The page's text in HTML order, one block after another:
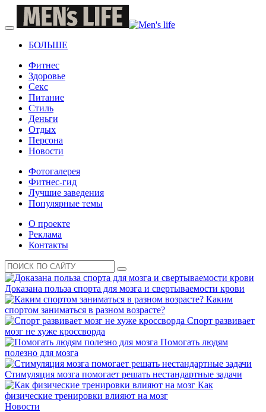
БОЛЬШЕ
Фитнес
Здоровье
Секс
Питание
Стиль
Деньги
Отдых
Персона
Новости
Фотогалерея
Фитнес-гид
Лучшие заведения
Популярные темы
О проекте
Реклама
Контакты
Доказана польза спорта для мозга и свертываемости крови
Каким
спортом заниматься в разном возрасте?
Спорт развивает
мозг не хуже кроссворда
Помогать людям
полезно для мозга
Стимуляция мозга помогает решать нестандартные задачи
Как
физические тренировки влияют на мозг
Новости